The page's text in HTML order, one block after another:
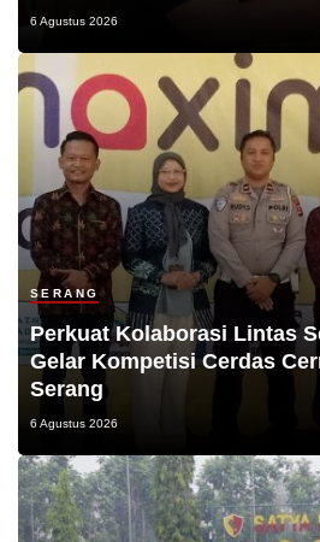
6 Agustus 2026
SERANG
Perkuat Kolaborasi Lintas
Gelar Kompetisi Cerdas
Serang
6 Agustus 2026